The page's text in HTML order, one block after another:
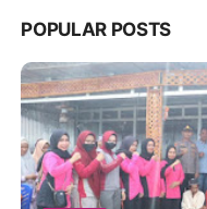
POPULAR POSTS